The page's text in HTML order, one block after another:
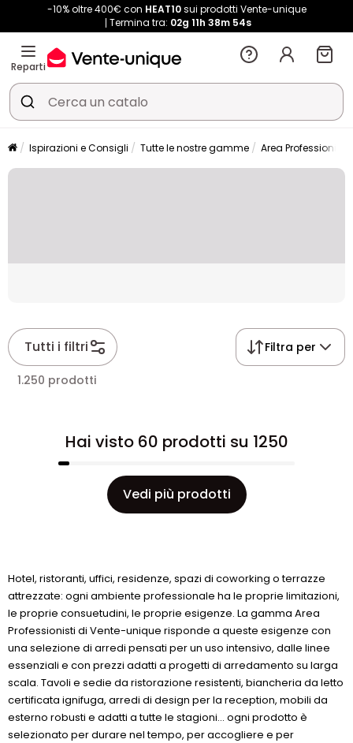
-10% oltre 400€ con HEAT10sui prodotti Vente-unique
Termina tra: 02g 11h 38m 54s
Reparti
Ispirazioni e Consigli Tutte le nostre gamme Area Professionisti
Tutti i filtri Filtra per
1.250 prodotti
Hai visto 60 prodotti su 1250
Vedi più prodotti
Hotel, ristoranti, uffici, residenze, spazi di coworking o terrazze
attrezzate: ogni ambiente professionale ha le proprie limitazioni,
le proprie consuetudini, le proprie esigenze. La gamma Area
Professionisti di Vente-unique risponde a queste esigenze con
una selezione di arredi pensati per un uso intensivo, dalle linee
essenziali e con prezzi adatti a progetti di arredamento su larga
scala. Tavoli e sedie da ristorazione resistenti, biancheria da letto
certificata ignifuga, arredi di design per la reception, mobili da
esterno robusti e adatti a tutte le stagioni… ogni prodotto è
selezionato per durare nel tempo, per accogliere e per